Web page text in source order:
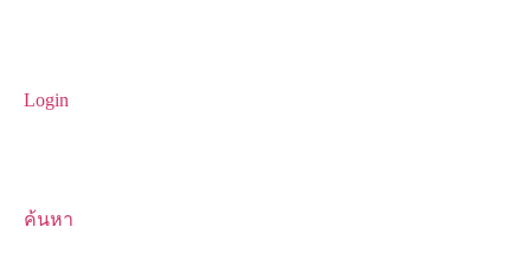
Login
ค้นหา